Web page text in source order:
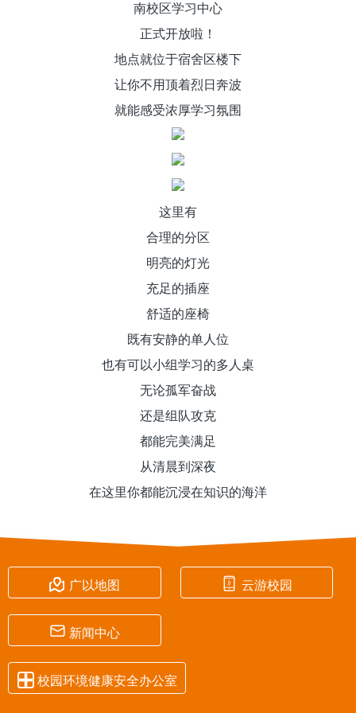
南校区学习中心
正式开放啦！
地点就位于宿舍区楼下
让你不用顶着烈日奔波
就能感受浓厚学习氛围
这里有
合理的分区
明亮的灯光
充足的插座
舒适的座椅
既有安静的单人位
也有可以小组学习的多人桌
无论孤军奋战
还是组队攻克
都能完美满足
从清晨到深夜
在这里你都能沉浸在知识的海洋
 广以地图  云游校园
 新闻中心
 校园环境健康安全办公室